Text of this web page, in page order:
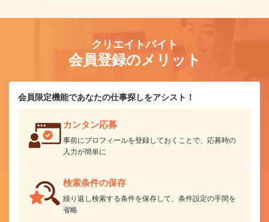
クリエイトバイト
会員登録のメリット
会員限定機能であなたの仕事探しをアシスト！
カンタン応募
事前にプロフィールを登録しておくことで、応募時の
入力が簡単に
検索条件の保存
繰り返し検索する条件を保存して、条件設定の手間を
省略